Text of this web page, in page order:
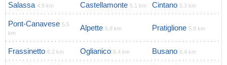
Salassa 4.9 km Castellamonte 5.1 km Cintano 5.3 km
Pont-Canavese 5.5
km
Alpette 5.8 km Pratiglione 5.9 km
Frassinetto 6.2 km Oglianico 6.4 km Busano 6.4 km